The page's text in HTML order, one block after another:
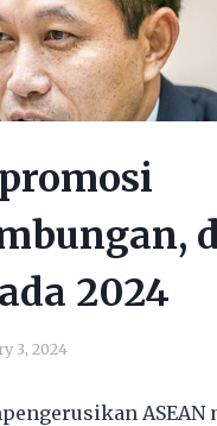
2024
3, 2024
ASEAN